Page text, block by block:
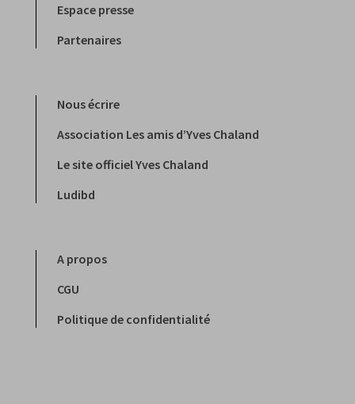
Espace presse
Partenaires
Nous écrire
Association Les amis d’Yves Chaland
Le site officiel Yves Chaland
Ludibd
A propos
CGU
Politique de confidentialité